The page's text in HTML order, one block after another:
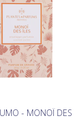
- MONOÏ DES